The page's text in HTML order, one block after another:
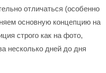
отличаться (особенно
основную концепцию на
строго как на фото,
несколько дней до дня